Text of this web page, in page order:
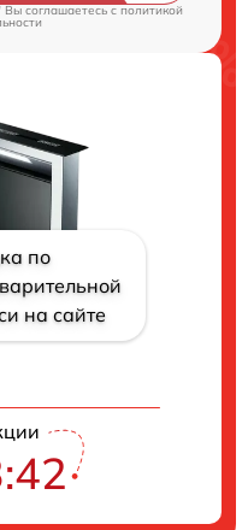
Вы соглашаетесь cполитикой
по
на сайте